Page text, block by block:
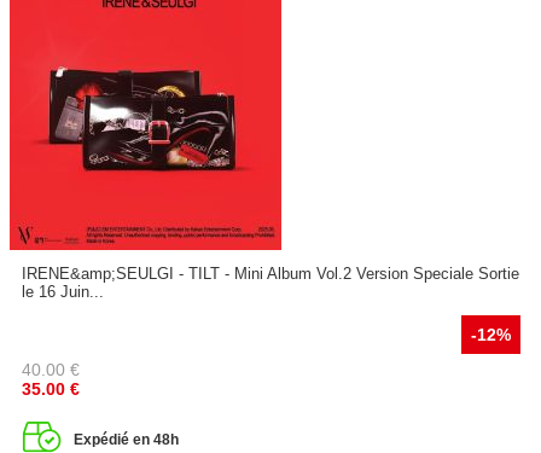
IRENE&amp;SEULGI - TILT - Mini Album Vol.2 Version Speciale Sortie
le 16 Juin...
-12%
40.00 €
35.00 €
Expédié en 48h